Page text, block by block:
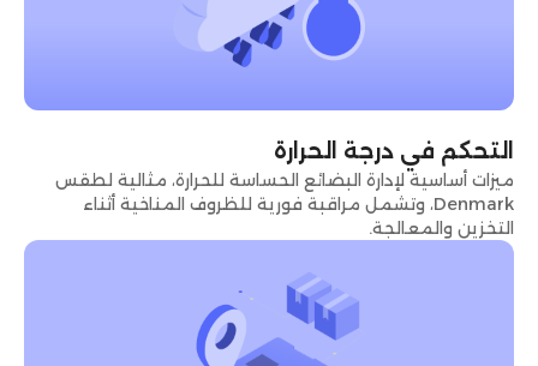
التحكم في درجة الحرارة
ميزات أساسية لإدارة البضائع الحساسة للحرارة، مثالية لطقس
Denmark، وتشمل مراقبة فورية للظروف المناخية أثناء
التخزين والمعالجة.